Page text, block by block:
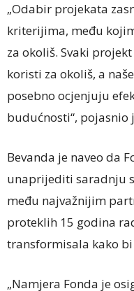
„Odabir projekata
kriterijima, među
za okoliš. Svaki
koristi za okoliš, a
posebno ocjenjuju
budućnosti“, pojasnio
Bevanda je naveo da
unaprijediti saradnju
među najvažnijim
proteklih 15 godina
transformisala kako bi
„Namjera Fonda je